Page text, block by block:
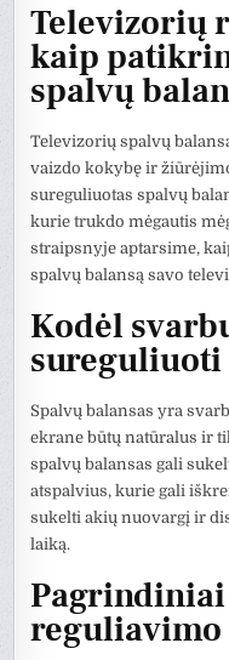
Televizorių
kaip
spalvų
Televizorių spalvų
vaizdo kokybę ir
sureguliuotas spalvų
kurie trukdo mėgautis
straipsnyje aptarsime,
spalvų balansą savo
Kodėl
sureguliuoti
Spalvų balansas yra
ekrane būtų natūralus ir
spalvų balansas gali
atspalvius, kurie gali
sukelti akių nuovargį ir
laiką.
reguliavimo